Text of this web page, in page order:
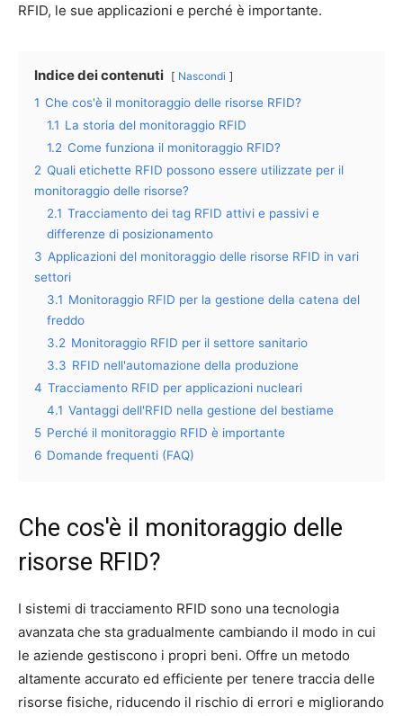
RFID, le sue applicazioni e perché è importante.
Indice dei contenuti Nascondi
1 Che cos'è il monitoraggio delle risorse RFID?
1.1 La storia del monitoraggio RFID
1.2 Come funziona il monitoraggio RFID?
2 Quali etichette RFID possono essere utilizzate per il
monitoraggio delle risorse?
2.1 Tracciamento dei tag RFID attivi e passivi e
differenze di posizionamento
3 Applicazioni del monitoraggio delle risorse RFID in vari
settori
3.1 Monitoraggio RFID per la gestione della catena del
freddo
3.2 Monitoraggio RFID per il settore sanitario
3.3 RFID nell'automazione della produzione
4 Tracciamento RFID per applicazioni nucleari
4.1 Vantaggi dell'RFID nella gestione del bestiame
5 Perché il monitoraggio RFID è importante
6 Domande frequenti (FAQ)
Che cos'è il monitoraggio delle
risorse RFID?
I sistemi di tracciamento RFID sono una tecnologia
avanzata che sta gradualmente cambiando il modo in cui
le aziende gestiscono i propri beni. Offre un metodo
altamente accurato ed efficiente per tenere traccia delle
risorse fisiche, riducendo il rischio di errori e migliorando